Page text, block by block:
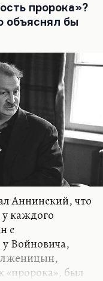
гораздо более
более
Книга,
ушла в язык.
новой
Солженицына»,
«Архипелаг
пророка»?
объяснял бы
Аннинский, что
каждого
с
Войновича,
«пророка», был